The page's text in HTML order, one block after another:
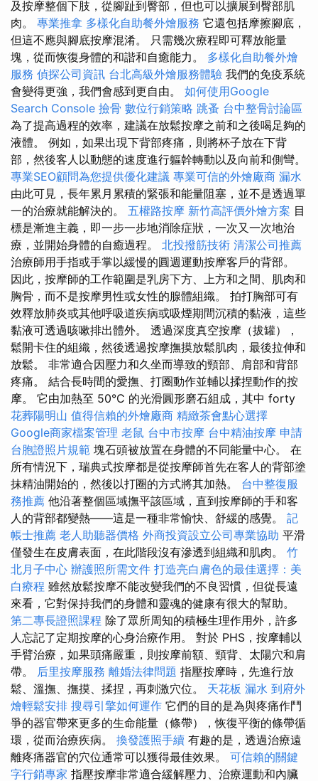
及按摩整個下肢，從腳趾到臀部，但也可以擴展到臀部肌
肉。 專業推拿 多樣化自助餐外燴服務 它還包括摩擦腳底，
但這不應與腳底按摩混淆。 只需幾次療程即可釋放能量
塊，從而恢復身體的和諧和自癒能力。 多樣化自助餐外燴
服務 偵探公司資訊 台北高級外燴服務體驗 我們的免疫系統
會變得更強，我們會感到更自由。 如何使用Google
Search Console 撿骨 數位行銷策略 跳蚤 台中整骨討論區
為了提高過程的效率，建議在放鬆按摩之前和之後喝足夠的
液體。 例如，如果出現下背部疼痛，則將杯子放在下背
部，然後客人以動態的速度進行軀幹轉動以及向前和側彎。
專業SEO顧問為您提供優化建議 專業可信的外燴廠商 漏水
由此可見，長年累月累積的緊張和能量阻塞，並不是透過單
一的治療就能解決的。 五權路按摩 新竹高評價外燴方案 目
標是漸進主義，即一步一步地消除症狀，一次又一次地治
療，並開始身體的自癒過程。 北投撥筋技術 清潔公司推薦
治療師用手指或手掌以緩慢的圓週運動按摩客戶的背部。
因此，按摩師的工作範圍是乳房下方、上方和之間、肌肉和
胸骨，而不是按摩男性或女性的腺體組織。 拍打胸部可有
效釋放肺炎或其他呼吸道疾病或吸煙期間沉積的黏液，這些
黏液可透過咳嗽排出體外。 透過深度真空按摩（拔罐），
鬆開卡住的組織，然後透過按摩撫摸放鬆肌肉，最後拉伸和
放鬆。 非常適合因壓力和久坐而導致的頸部、肩部和背部
疼痛。 結合長時間的愛撫、打圈動作並輔以揉捏動作的按
摩。 它由加熱至 50°C 的光滑圓形磨石組成，其中 forty
花葬陽明山 值得信賴的外燴廠商 精緻茶會點心選擇
Google商家檔案管理 老鼠 台中市按摩 台中精油按摩 申請
台胞證照片規範 塊石頭被放置在身體的不同能量中心。 在
所有情況下，瑞典式按摩都是從按摩師首先在客人的背部塗
抹精油開始的，然後以打圈的方式將其加熱。 台中整復服
務推薦 他沿著整個區域撫平該區域，直到按摩師的手和客
人的背部都變熱——這是一種非常愉快、舒緩的感覺。 記
帳士推薦 老人助聽器價格 外商投資設立公司專業協助 平滑
僅發生在皮膚表面，在此階段沒有滲透到組織和肌肉。 竹
北月子中心 辦護照所需文件 打造亮白膚色的最佳選擇：美
白療程 雖然放鬆按摩不能改變我們的不良習慣，但從長遠
來看，它對保持我們的身體和靈魂的健康有很大的幫助。
第二專長證照課程 除了眾所周知的積極生理作用外，許多
人忘記了定期按摩的心身治療作用。 對於 PHS，按摩輔以
手臂治療，如果頭痛嚴重，則按摩前額、頸背、太陽穴和肩
帶。 后里按摩服務 離婚法律問題 指壓按摩時，先進行放
鬆、溫撫、撫摸、揉捏，再刺激穴位。 天花板 漏水 到府外
燴輕鬆安排 搜尋引擎如何運作 它們的目的是為與疼痛作鬥
爭的器官帶來更多的生命能量（條帶），恢復平衡的條帶循
環，從而治療疾病。 換發護照手續 有趣的是，透過治療遠
離疼痛器官的穴位通常可以獲得最佳效果。 可信賴的關鍵
字行銷專家 指壓按摩非常適合緩解壓力、治療運動和內臟